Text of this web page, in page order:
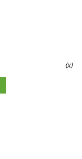
(x)